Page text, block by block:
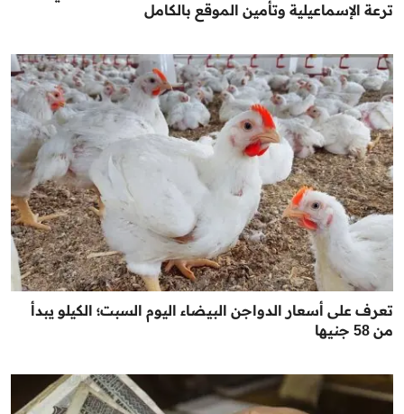
ترعة الإسماعيلية وتأمين الموقع بالكامل
تعرف على أسعار الدواجن البيضاء اليوم السبت؛ الكيلو يبدأ
من 58 جنيها